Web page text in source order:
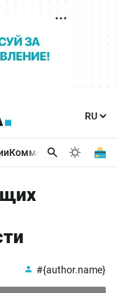
КомментарииБизнес
#{author.name}